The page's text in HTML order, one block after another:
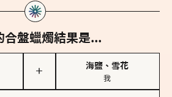
合盤蠟燭結果是...
＋
海鹽、雪花
我